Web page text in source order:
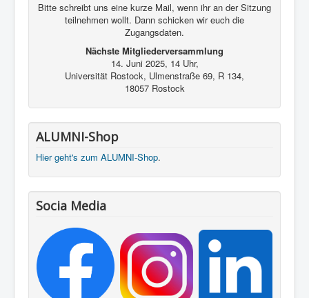
Bitte schreibt uns eine kurze Mail, wenn ihr an der Sitzung
teilnehmen wollt. Dann schicken wir euch die
Zugangsdaten.
Nächste Mitgliederversammlung
14. Juni 2025, 14 Uhr,
Universität Rostock, Ulmenstraße 69, R 134,
18057 Rostock
ALUMNI-Shop
Hier geht's zum ALUMNI-Shop.
Socia Media